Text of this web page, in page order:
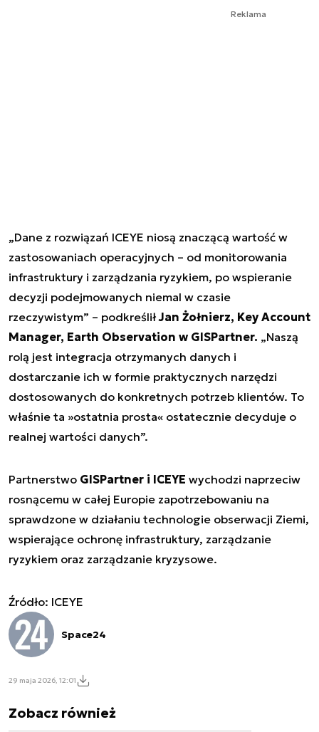
Reklama
„Dane z rozwiązań ICEYE niosą znaczącą wartość w
zastosowaniach operacyjnych – od monitorowania
infrastruktury i zarządzania ryzykiem, po wspieranie
decyzji podejmowanych niemal w czasie
rzeczywistym” – podkreśliłJan Żołnierz, Key Account
Manager, Earth Observation w GISPartner. „Naszą
rolą jest integracja otrzymanych danych i
dostarczanie ich w formie praktycznych narzędzi
dostosowanych do konkretnych potrzeb klientów. To
właśnie ta »ostatnia prosta« ostatecznie decyduje o
realnej wartości danych”.
Partnerstwo GISPartner i ICEYE wychodzi naprzeciw
rosnącemu w całej Europie zapotrzebowaniu na
sprawdzone w działaniu technologie obserwacji Ziemi,
wspierające ochronę infrastruktury, zarządzanie
ryzykiem oraz zarządzanie kryzysowe.
Źródło: ICEYE
Space24
29 maja 2026, 12:01
Zobacz również